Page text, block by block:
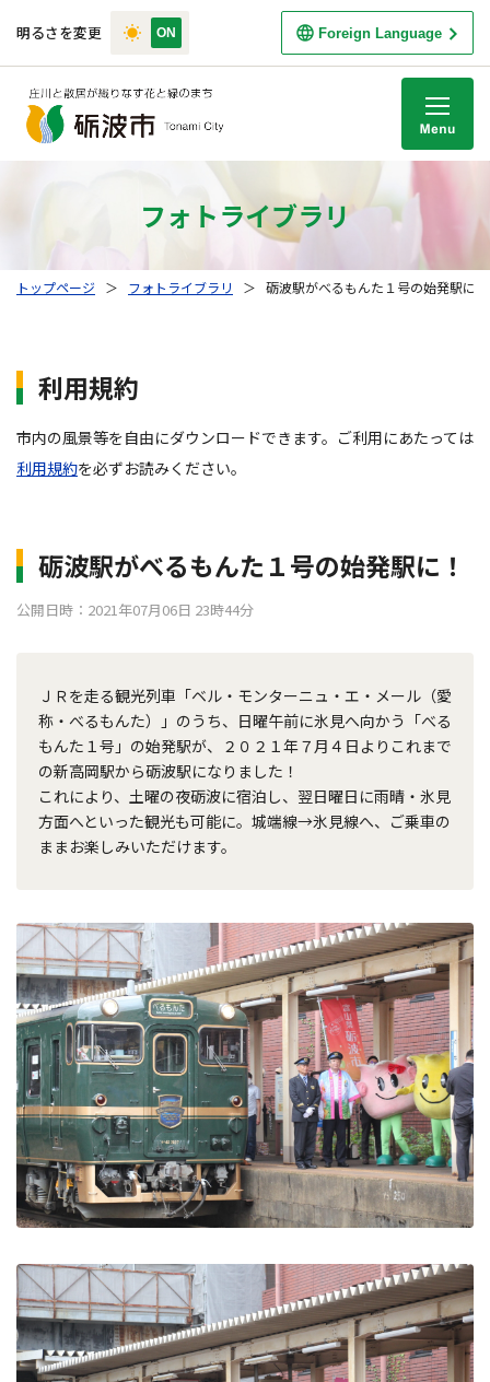
明るさを変更 Foreign Language
フォトライブラリ
トップページ ＞ フォトライブラリ ＞ 砺波駅がべるもんた１号の始発駅に！
利用規約
市内の風景等を自由にダウンロードできます。ご利用にあたっては
利用規約を必ずお読みください。
砺波駅がべるもんた１号の始発駅に！
公開日時：2021年07月06日 23時44分
ＪＲを走る観光列車「ベル・モンターニュ・エ・メール（愛
称・べるもんた）」のうち、日曜午前に氷見へ向かう「べる
もんた１号」の始発駅が、２０２１年７月４日よりこれまで
の新高岡駅から砺波駅になりました！
これにより、土曜の夜砺波に宿泊し、翌日曜日に雨晴・氷見
方面へといった観光も可能に。城端線→氷見線へ、ご乗車の
ままお楽しみいただけます。